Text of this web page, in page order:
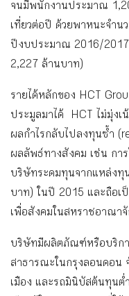
จนมีพนักงานประมาณ
เที่ยวต่อปี ด้วยพาหนะจำน
ปีงบประมาณ 2016/
2,227 ล้านบาท)
รายได้หลักของ HCT
ประมูลมาได้ HCT ไม่มุ่ง
ผลกำไรกลับไปลงทุนซ้ำ
ผลลัพธ์ทางสังคม เช่น กา
บริษัทระดมทุนจากแหล่ง
บาท) ในปี 2015 และถือเ
เพื่อสังคมในสหราชอาณาจั
บริษัทมีผลิตภัณฑ์หรือบริกา
สาธารณะในกรุงลอนดอน
เมือง และรถมินิบัสต้นทุนต่